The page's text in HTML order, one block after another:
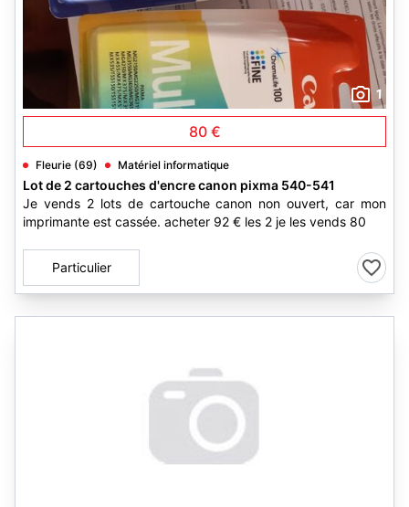
1
80 €
Fleurie (69) Matériel informatique
Lot de 2 cartouches d'encre canon pixma 540-541
Je vends 2 lots de cartouche canon non ouvert, car mon
imprimante est cassée. acheter 92 € les 2 je les vends 80
Particulier